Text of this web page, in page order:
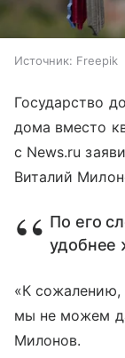
Источник: Freepik
Государство
дома вместо
с News.ru
Виталий
По его
удобнее
«К
мы не можем
Милонов.